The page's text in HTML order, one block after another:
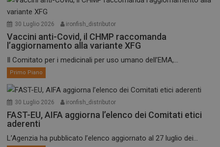
30 Luglio 2026 ironfish_distributor
Vaccini anti-Covid, il CHMP raccomanda
l’aggiornamento alla variante XFG
Il Comitato per i medicinali per uso umano dell’EMA,...
Primo Piano
30 Luglio 2026 ironfish_distributor
FAST-EU, AIFA aggiorna l’elenco dei Comitati etici
aderenti
L’Agenzia ha pubblicato l’elenco aggiornato al 27 luglio dei...